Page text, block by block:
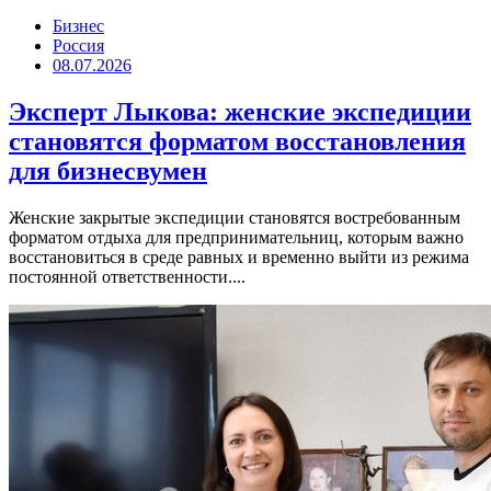
Бизнес
Россия
08.07.2026
Эксперт Лыкова: женские экспедиции
становятся форматом восстановления
для бизнесвумен
Женские закрытые экспедиции становятся востребованным
форматом отдыха для предпринимательниц, которым важно
восстановиться в среде равных и временно выйти из режима
постоянной ответственности....